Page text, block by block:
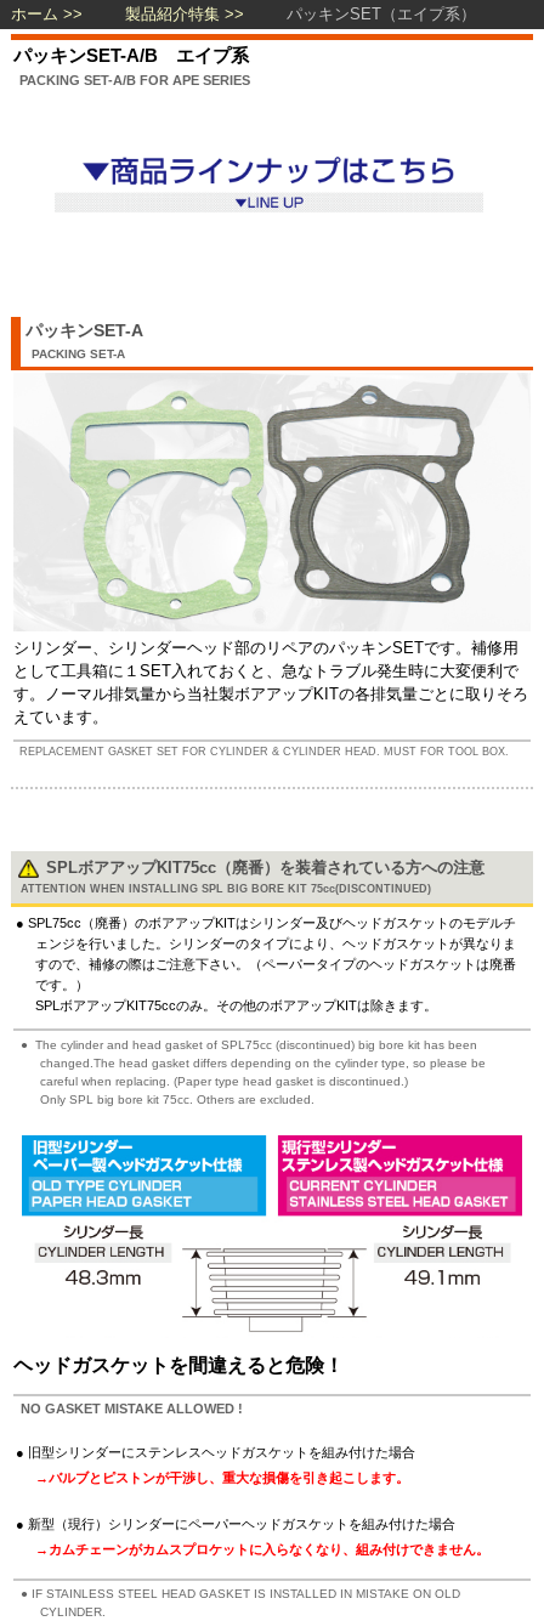
ホーム 製品紹介特集 パッキンSET（エイプ系）
パッキンSET-A/B エイプ系
PACKING SET-A/B FOR APE SERIES
パッキンSET-A
PACKING SET-A
シリンダー、シリンダーヘッド部のリペアのパッキンSETです。補修用
として工具箱に１SET入れておくと、急なトラブル発生時に大変便利で
す。ノーマル排気量から当社製ボアアップKITの各排気量ごとに取りそろ
えています。
REPLACEMENT GASKET SET FOR CYLINDER & CYLINDER HEAD. MUST FOR TOOL BOX.
SPLボアアップKIT75cc（廃番）を装着されている方への注意
ATTENTION WHEN INSTALLING SPL BIG BORE KIT 75cc(DISCONTINUED)
SPL75cc（廃番）のボアアップKITはシリンダー及びヘッドガスケットのモデルチ
ェンジを行いました。シリンダーのタイプにより、ヘッドガスケットが異なりま
すので、補修の際はご注意下さい。（ペーパータイプのヘッドガスケットは廃番
です。）
SPLボアアップKIT75ccのみ。その他のボアアップKITは除きます。
The cylinder and head gasket of SPL75cc (discontinued) big bore kit has been
changed.The head gasket differs depending on the cylinder type, so please be
careful when replacing. (Paper type head gasket is discontinued.)
Only SPL big bore kit 75cc. Others are excluded.
ヘッドガスケットを間違えると危険！
NO GASKET MISTAKE ALLOWED !
旧型シリンダーにステンレスヘッドガスケットを組み付けた場合
→バルブとピストンが干渉し、重大な損傷を引き起こします。
新型（現行）シリンダーにペーパーヘッドガスケットを組み付けた場合
→カムチェーンがカムスプロケットに入らなくなり、組み付けできません。
IF STAINLESS STEEL HEAD GASKET IS INSTALLED IN MISTAKE ON OLD
CYLINDER.